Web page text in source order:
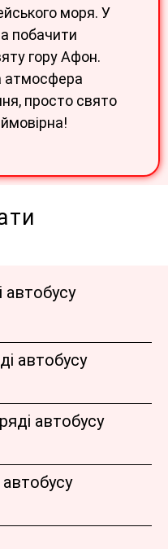
моря. У
побачити
гору Афон.
атмосфера
просто свято
автобусу
автобусу
автобусу